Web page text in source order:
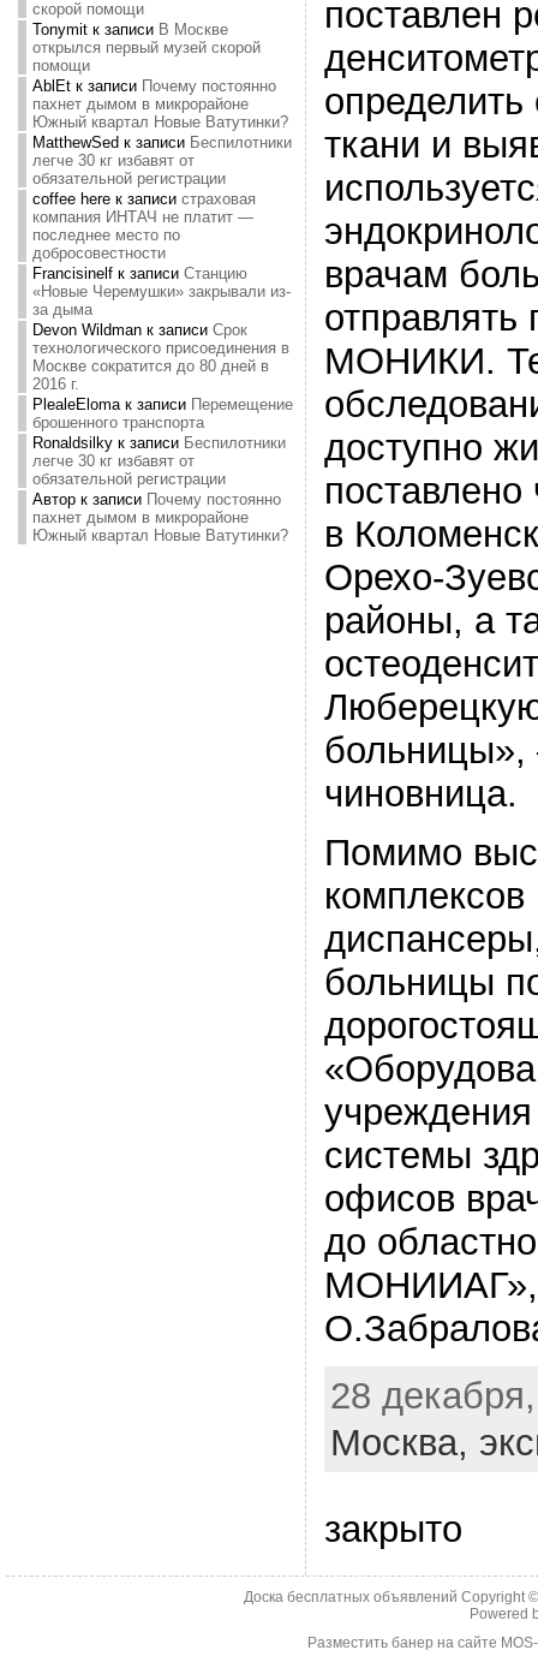
скорой помощи
Tonymitк записи В Москве
открылся первый музей скорой
помощи
AblEtк записи Почему постоянно
пахнет дымом в микрорайоне
Южный квартал Новые Ватутинки?
MatthewSed к записи Беспилотники
легче 30 кг избавят от
обязательной регистрации
coffee hereк записи страховая
компания ИНТАЧ не платит —
последнее место по
добросовестности
Francisinelfк записи Станцию
«Новые Черемушки» закрывали из-
за дыма
Devon Wildmanк записи Срок
технологического присоединения в
Москве сократится до 80 дней в
2016 г.
PlealeElomaк записи Перемещение
брошенного транспорта
Ronaldsilkyк записи Беспилотники
легче 30 кг избавят от
обязательной регистрации
Авторк записи Почему постоянно
пахнет дымом в микрорайоне
Южный квартал Новые Ватутинки?
поставлен
определить
ткани и
врачам
отправлять
МОНИКИ.
доступно
в
Орехо-
районы, а
больницы»,
чиновница.
Помимо
больницы
системы
офисов
до
МОНИИАГ»,
28
Москва,
закрыто
Доска бесплатных объявлений Copyright
Powered
Разместить банер на сайте